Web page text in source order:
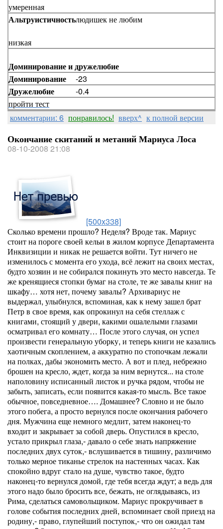
умеренная
Альтруистичность
низкая
людишек не любим
Доминирование и дружелюбие
Доминирование
-23
Дружелюбие
-0.4
пройти тест
комментарии: 6 понравилось! вверх^ к полной версии
Окончание скитаний и метаний Мариуса Лоса
08-10-2008 21:08
[500x338]
Сколько времени прошло? Неделя? Вроде так. Мариус
стоит на пороге своей кельи в жилом корпусе Департамента
Инквизиции и никак не решается войти. Тут ничего не
изменилось с момента его ухода, всё лежит на своих местах,
будто хозяин и не собирался покинуть это место навсегда. Те
же кренящиеся стопки бумаг на столе, те же завалы книг на
шкафу… хотя нет, почему завалы? Архивариус не
выдержал, улыбнулся, вспоминая, как к нему зашел брат
Петр в свое время, как опрокинул на себя стеллаж с
книгами, стоящий у двери, какими ошалелыми глазами
осматривал его комнату… После этого случая, он успел
произвести генеральную уборку, и теперь книги не казались
хаотичным скоплением, а аккуратно по стопочкам лежали
на полках, дабы экономить место. А вот и плед, небрежно
брошен на кресло, ждет, когда за ним вернутся... на столе
наполовину исписанный листок и ручка рядом, чтобы не
забыть, записать, если появится какая-то мысль. Все такое
обычное, повседневное…. Домашнее? Словно и не было
этого побега, а просто вернулся после окончания рабочего
дня. Мужчина еще немного медлит, затем наконец-то
входит и закрывает за собой дверь. Опустился в кресло,
устало прикрыл глаза,- давало о себе знать напряжение
последних двух суток,- вслушивается в тишину, различимо
только мерное тиканье стрелок на настенных часах. Как
спокойно вдруг стало на душе, чувство такое, будто
наконец-то вернулся домой, где тебя всегда ждут; а ведь для
этого надо было бросить все, бежать, не оглядываясь, из
Рима, сделаться самовольщиком. Мариус прокручивает в
голове события последних дней, вспоминает свой приезд на
родину,- право, глупейший поступок,- что он ожидал там